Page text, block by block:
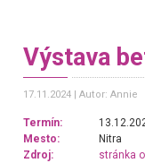
Výstava
17.11.2024 Autor: Annie
Termín:
Mesto:
Nitra
Zdroj:
stránka